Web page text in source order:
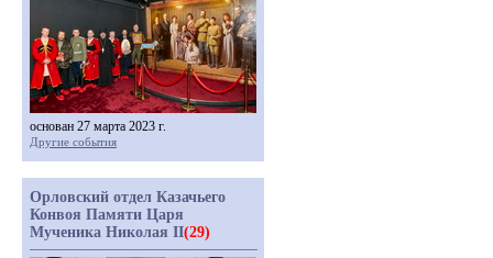
основан 27 марта 2023 г.
Другие события
Орловский отдел Казачьего
Конвоя Памяти Царя
Мученика Николая II(29)